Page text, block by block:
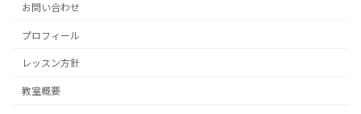
お問い合わせ
プロフィール
レッスン方針
教室概要